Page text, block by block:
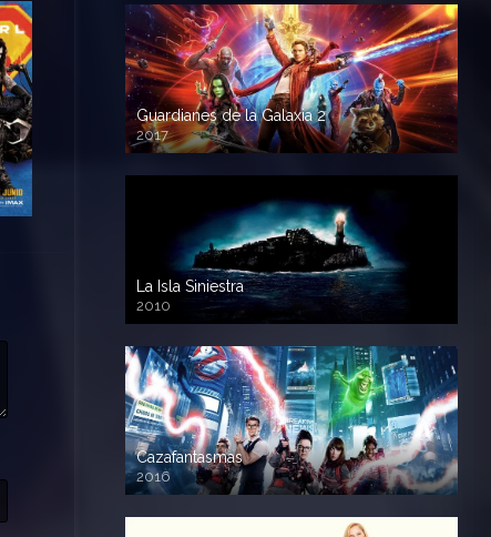
Guardianes de la Galaxia 2
2017
720p HD
La Isla Siniestra
2010
720p HD
Cazafantasmas
2016
720p HD